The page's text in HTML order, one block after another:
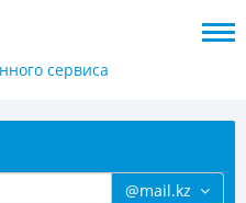
сервиса
@mail.kz